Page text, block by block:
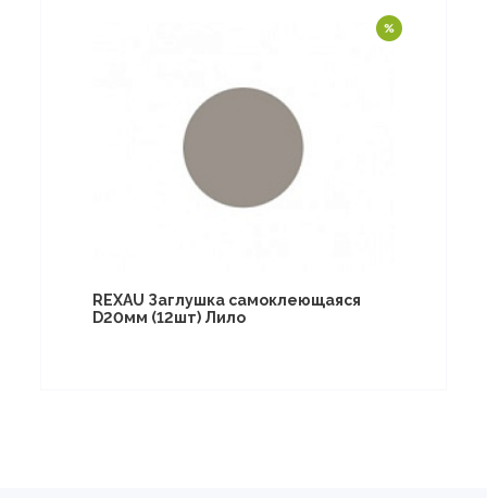
REXAU Заглушка самоклеющаяся
D20мм (12шт) Лило